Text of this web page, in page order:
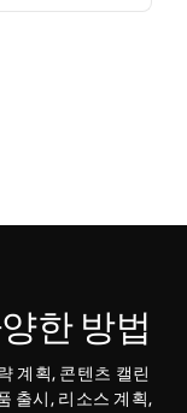
한 방법
계획, 콘텐츠 캘린
출시, 리소스 계획,